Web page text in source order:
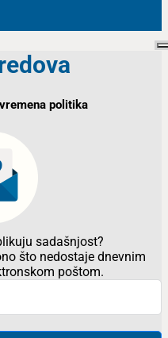
politika
sadašnjost?
što nedostaje dnevnim
poštom.